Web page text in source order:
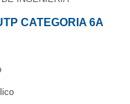
CATEGORIA 6A